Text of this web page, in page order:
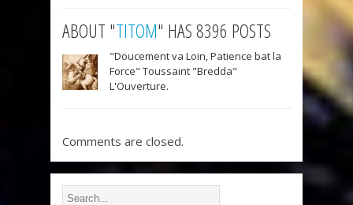
ABOUT "TITOM" HAS 8396 POSTS
"Doucement va Loin, Patience bat la
Force" Toussaint "Bredda"
L'Ouverture.
Comments are closed.